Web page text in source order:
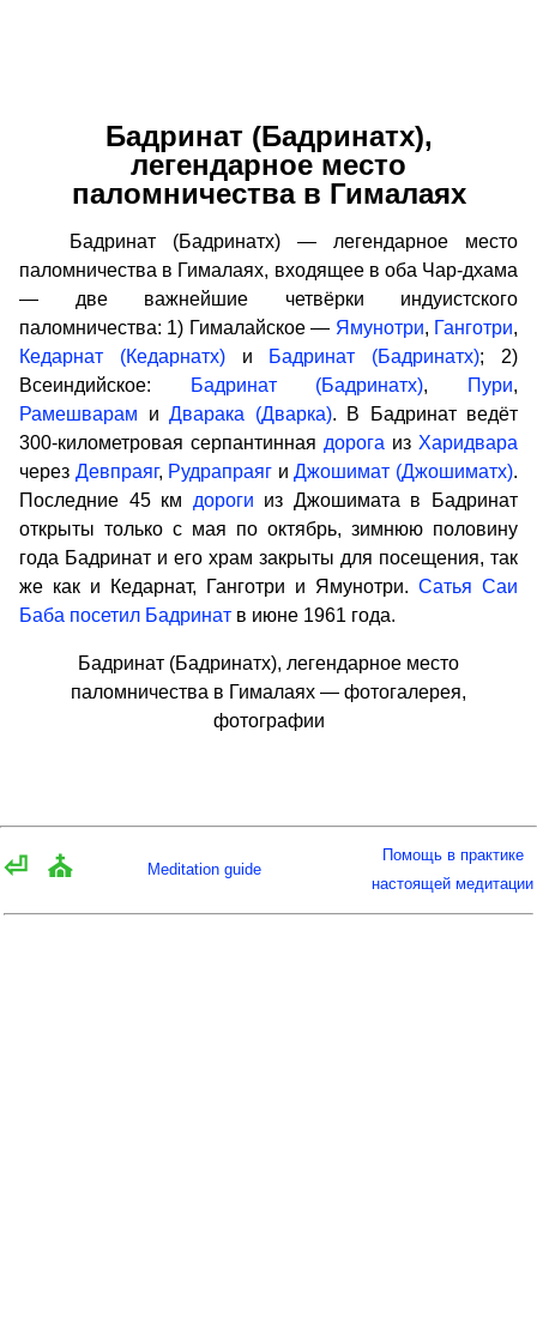
Бадринат (Бадринатх),
легендарное место
паломничества в Гималаях
Бадринат (Бадринатх) — легендарное место
паломничества в Гималаях, входящее в оба Чар-дхама
— две важнейшие четвёрки индуистского
паломничества: 1) Гималайское — Ямунотри, Ганготри,
Кедарнат (Кедарнатх)и Бадринат (Бадринатх); 2)
Всеиндийское:
Бадринат (Бадринатх), Пури,
Рамешварам и Дварака (Дварка). В Бадринат ведёт
300-километровая серпантинная дорога из Харидвара
через Девпраяг, Рудрапраяг иДжошимат (Джошиматх).
Последние 45 км дороги из Джошимата в Бадринат
открыты только с мая по октябрь, зимнюю половину
года Бадринат и его храм закрыты для посещения, так
же как и Кедарнат, Ганготри и Ямунотри. Сатья Саи
Баба посетил Бадринат в июне 1961 года.
Бадринат (Бадринатх), легендарное место
паломничества в Гималаях — фотогалерея,
фотографии
⏎ ⛪ Meditation guide
Помощь в практике
настоящей медитации